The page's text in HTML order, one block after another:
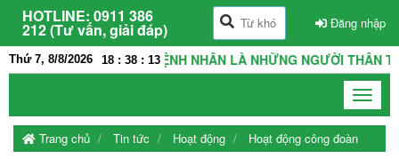
HOTLINE: 0911 386
212 (Tư vấn, giải đáp) Đăng nhập
Thứ 7, 8/8/2026 18 : 38 : 14
THẦY THUỐC VÀ BỆNH NHÂN LÀ NHỮNG NGƯỜI THÂN
Toggle
Trang chủ
Tin tức Hoạt động Hoạt động công đoàn